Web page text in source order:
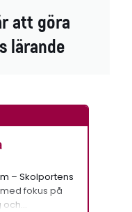
att göra
lärande
– Skolportens
fokus på